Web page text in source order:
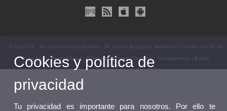
© 2026 UV. - Av. Vicent Andrés Estellés, 19. 46100 Burjassot. Teléfono: (+34) 96 354 38 80
Aviso legal|Accesibilidad |Política privacidad| Cookies| Transparencia
Buzón
Departamento
Cookies y política de
privacidad
Tu privacidad es importante para nosotros. Por ello te